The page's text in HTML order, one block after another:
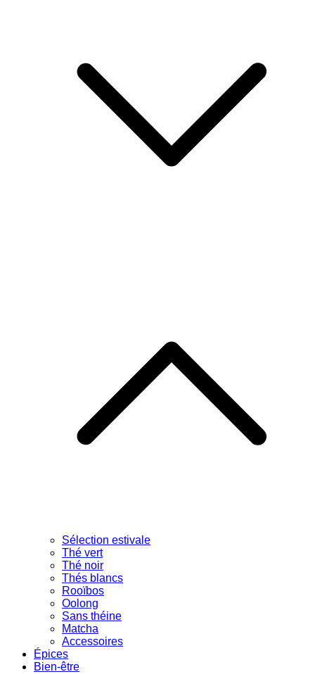
Sélection estivale
Thé vert
Thé noir
Thés blancs
Rooïbos
Oolong
Sans théine
Matcha
Accessoires
Épices
Bien-être